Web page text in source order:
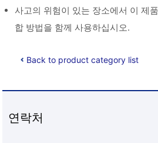
사고의 위험이 있는 장소에서 이 제
합 방법을 함께 사용하십시오.
Back to product category list
연락처